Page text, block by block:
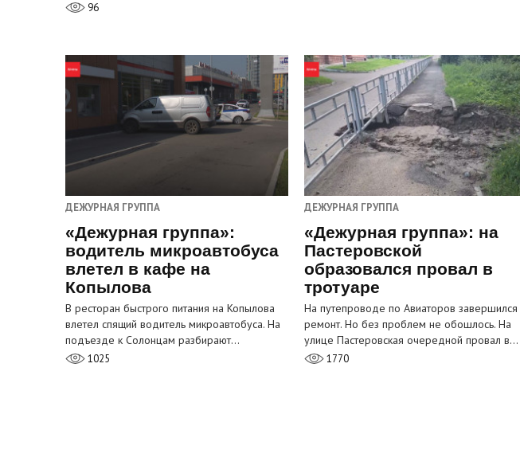
96
ДЕЖУРНАЯ ГРУППА
«Дежурная группа»:
водитель микроавтобуса
влетел в кафе на
Копылова
В ресторан быстрого питания на Копылова
влетел спящий водитель микроавтобуса. На
подъезде к Солонцам разбирают…
1025
ДЕЖУРНАЯ ГРУППА
«Дежурная группа»: на
Пастеровской
образовался провал в
тротуаре
На путепроводе по Авиаторов завершился
ремонт. Но без проблем не обошлось. На
улице Пастеровская очередной провал в…
1770